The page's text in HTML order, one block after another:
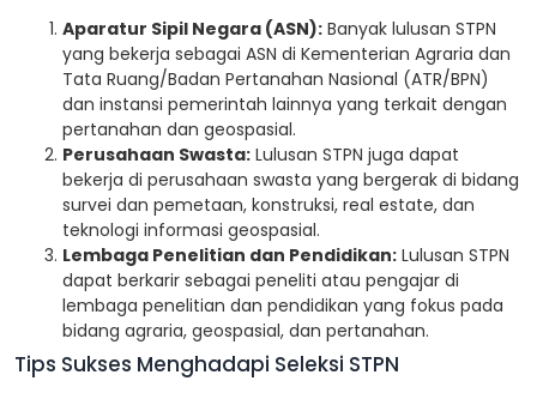
Aparatur Sipil Negara (ASN): Banyak lulusan STPN
yang bekerja sebagai ASN di Kementerian Agraria dan
Tata Ruang/Badan Pertanahan Nasional (ATR/BPN)
dan instansi pemerintah lainnya yang terkait dengan
pertanahan dan geospasial.
Perusahaan Swasta: Lulusan STPN juga dapat
bekerja di perusahaan swasta yang bergerak di bidang
survei dan pemetaan, konstruksi, real estate, dan
teknologi informasi geospasial.
Lembaga Penelitian dan Pendidikan: Lulusan STPN
dapat berkarir sebagai peneliti atau pengajar di
lembaga penelitian dan pendidikan yang fokus pada
bidang agraria, geospasial, dan pertanahan.
Tips Sukses Menghadapi Seleksi STPN